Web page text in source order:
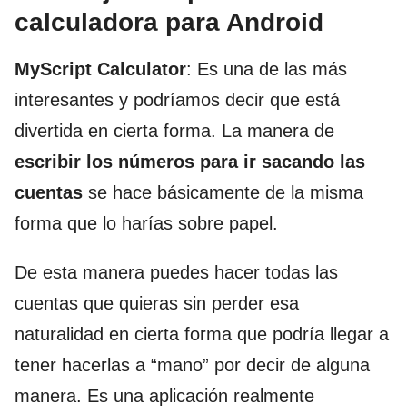
calculadora para Android
MyScript Calculator: Es una de las más
interesantes y podríamos decir que está
divertida en cierta forma. La manera de
escribir los números para ir sacando las
cuentas se hace básicamente de la misma
forma que lo harías sobre papel.
De esta manera puedes hacer todas las
cuentas que quieras sin perder esa
naturalidad en cierta forma que podría llegar a
tener hacerlas a “mano” por decir de alguna
manera. Es una aplicación realmente